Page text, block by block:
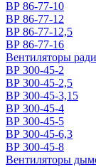
ВР 86-77-10
ВР 86-77-12
ВР 86-77-12,5
ВР 86-77-16
Вентиляторы
ВР 300-45-2
ВР 300-45-2,5
ВР 300-45-3,15
ВР 300-45-4
ВР 300-45-5
ВР 300-45-6,3
ВР 300-45-8
Вентиляторы